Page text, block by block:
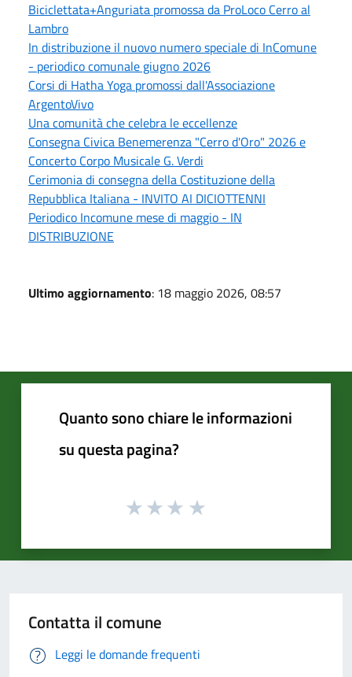
Biciclettata+Anguriata promossa da ProLoco Cerro al
Lambro
In distribuzione il nuovo numero speciale di InComune
- periodico comunale giugno 2026
Corsi di Hatha Yoga promossi dall'Associazione
ArgentoVivo
Una comunità che celebra le eccellenze
Consegna Civica Benemerenza "Cerro d'Oro" 2026 e
Concerto Corpo Musicale G. Verdi
Cerimonia di consegna della Costituzione della
Repubblica Italiana - INVITO AI DICIOTTENNI
Periodico Incomune mese di maggio - IN
DISTRIBUZIONE
Ultimo aggiornamento: 18 maggio 2026, 08:57
Quanto sono chiare le informazioni
su questa pagina?
Contatta il comune
Leggi le domande frequenti